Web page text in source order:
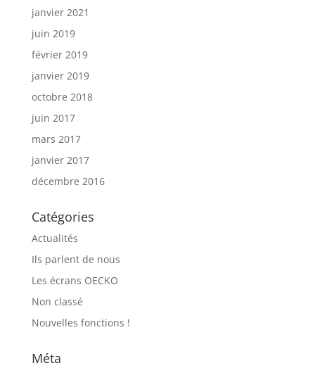
janvier 2021
juin 2019
février 2019
janvier 2019
octobre 2018
juin 2017
mars 2017
janvier 2017
décembre 2016
Catégories
Actualités
Ils parlent de nous
Les écrans OECKO
Non classé
Nouvelles fonctions !
Méta